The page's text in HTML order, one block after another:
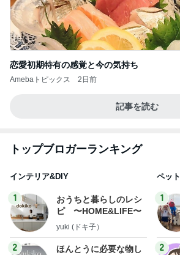
恋愛初期特有の感覚と今の気持ち
Amebaトピックス 2日前
記事を読む
トップブロガーランキング
インテリア&DIY
1
おうちと暮らしのレシ
ピ 〜HOME&LIFE〜
yuki (ドキ子）
2
ほんとうに必要な物し
ペット
1
2